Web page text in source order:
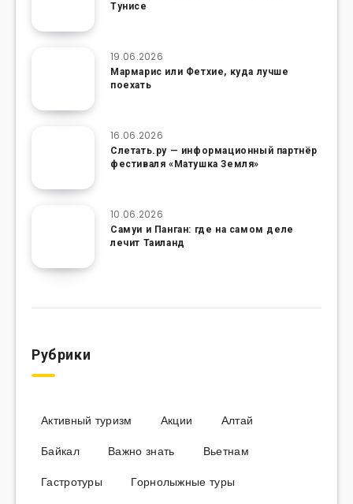
Тунисе
19.06.2026
Мармарис или Фетхие, куда лучше
поехать
16.06.2026
Слетать.ру — информационный партнёр
фестиваля «Матушка Земля»
10.06.2026
Самуи и Панган: где на самом деле
лечит Таиланд
Рубрики
Активный туризм Акции
Алтай
Байкал
Важно знать
Вьетнам
Гастротуры
Горнолыжные туры